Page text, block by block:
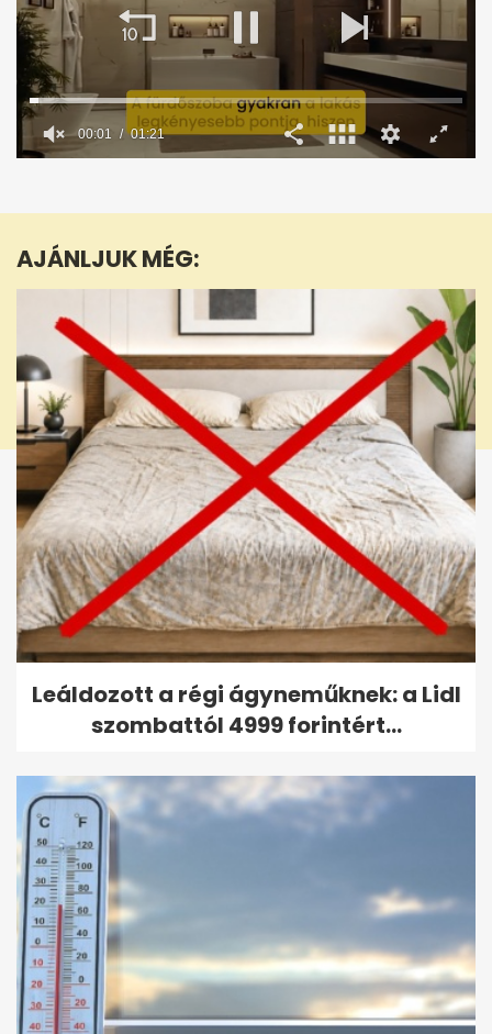
1
21
seconds
00:02 01:21
AJÁNLJUK MÉG:
Leáldozott a régi ágyneműknek: a Lidl
szombattól 4999 forintért...